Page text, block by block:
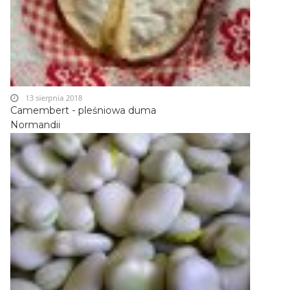
Camembert - pleśniowa duma
Normandii
13 sierpnia 2018